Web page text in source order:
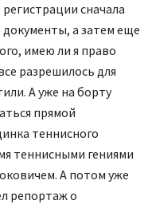
сначала
документы, а затем еще
имею ли я право
разрешилось для
А уже на борту
прямой
теннисного
теннисными гениями
А потом уже
репортаж о